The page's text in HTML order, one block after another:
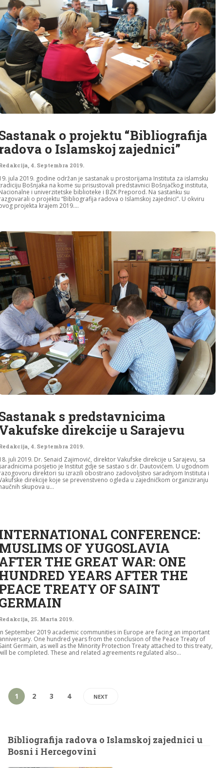
o projektu “Bibliografija
o Islamskoj zajednici”
, 4. Septembra 2019.
jula 2019. godine održan je sastanak u prostorijama Instituta za islamsku
Bošnjaka na kome su prisustovali predstavnici Bošnjačkog instituta,
i univerzitetske biblioteke i BZK Preporod. Na sastanku su
o projektu “Bibliografija radova o Islamskoj zajednici”. U okviru
projekta krajem 2019....
s predstavnicima
direkcije u Sarajevu
4. Septembra 2019.
juli 2019. Dr. Senaid Zajimović, direktor Vakufske direkcije u Sarajevu, sa
posjetio je Institut gdje se sastao s dr. Dautovićem. U ugodnom
direktori su izrazili obostrano zadovoljstvo saradnjom Instituta i
direkcije koje se prevenstveno ogleda u zajedničkom organiziranju
skupova u...
CONFERENCE:
OF YUGOSLAVIA
THE GREAT WAR: ONE
YEARS AFTER THE
TREATY OF SAINT
25. Marta 2019.
September 2019 academic communities in Europe are facing an important
One hundred years from the conclusion of the Peace Treaty of
Germain, as well as the Minority Protection Treaty attached to this treaty,
be completed. These and related agreements regulated also...
1 2 3 4 NEXT
Bibliografija radova o Islamskoj zajednici u
Bosni i Hercegovini